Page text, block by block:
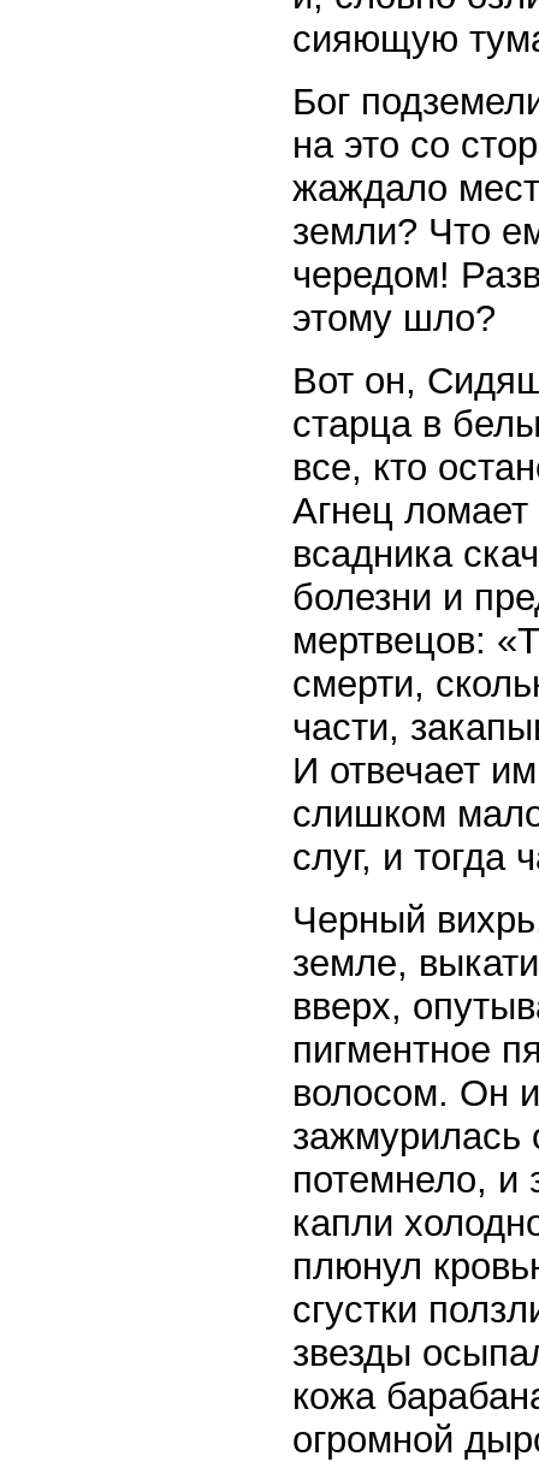
сияющую
Бог
на это со
жаждало
земли? Что
чередом!
этому шло?
Вот он,
старца в
все, кто
Агнец ломает
всадника
болезни и
мертвецов:
смерти,
части,
И отвечает
слишком
слуг, и тогда
Черный
земле,
вверх,
пигментное
волосом. Он
зажмурилась
потемнело, и
капли
плюнул
сгустки
звезды
кожа
огромной